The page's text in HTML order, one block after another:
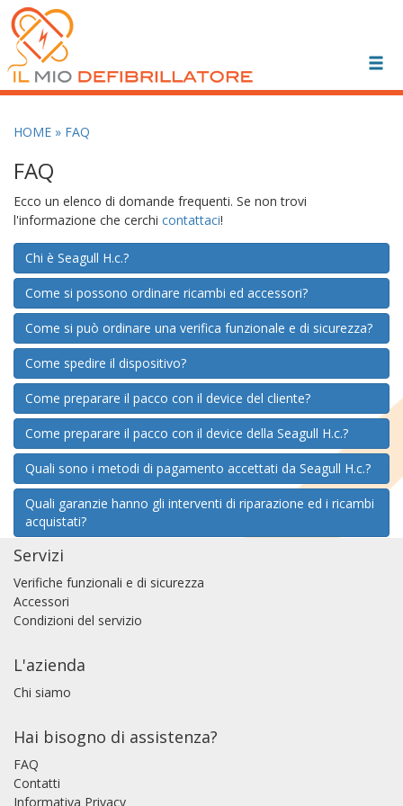
HOME » FAQ
FAQ
Ecco un elenco di domande frequenti. Se non trovi
l'informazione che cerchi contattaci!
Chi è Seagull H.c.?
Come si possono ordinare ricambi ed accessori?
Come si può ordinare una verifica funzionale e di sicurezza?
Come spedire il dispositivo?
Come preparare il pacco con il device del cliente?
Come preparare il pacco con il device della Seagull H.c.?
Quali sono i metodi di pagamento accettati da Seagull H.c.?
Quali garanzie hanno gli interventi di riparazione ed i ricambi
acquistati?
Servizi
Verifiche funzionali e di sicurezza
Accessori
Condizioni del servizio
L'azienda
Chi siamo
Hai bisogno di assistenza?
FAQ
Contatti
Informativa Privacy